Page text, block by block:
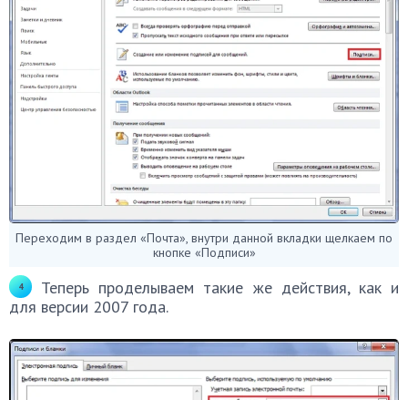
Переходим в раздел «Почта», внутри данной вкладки щелкаем по
кнопке «Подписи»
Теперь проделываем такие же действия, как и
для версии 2007 года.